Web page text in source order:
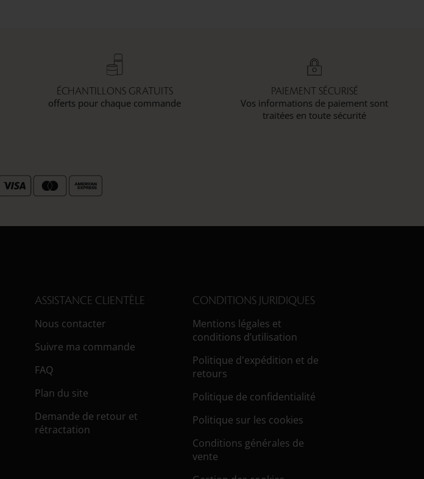
ÉCHANTILLONS GRATUITS
offerts pour chaque commande
PAIEMENT SÉCURISÉ
Vos informations de paiement sont
traitées en toute sécurité
ASSISTANCE CLIENTÈLE
Nous contacter
Suivre ma commande
FAQ
Plan du site
Demande de retour et
rétractation
CONDITIONS JURIDIQUES
Mentions légales et
conditions d’utilisation
Politique d'expédition et de
retours
Politique de confidentialité
Politique sur les cookies
Conditions générales de
vente